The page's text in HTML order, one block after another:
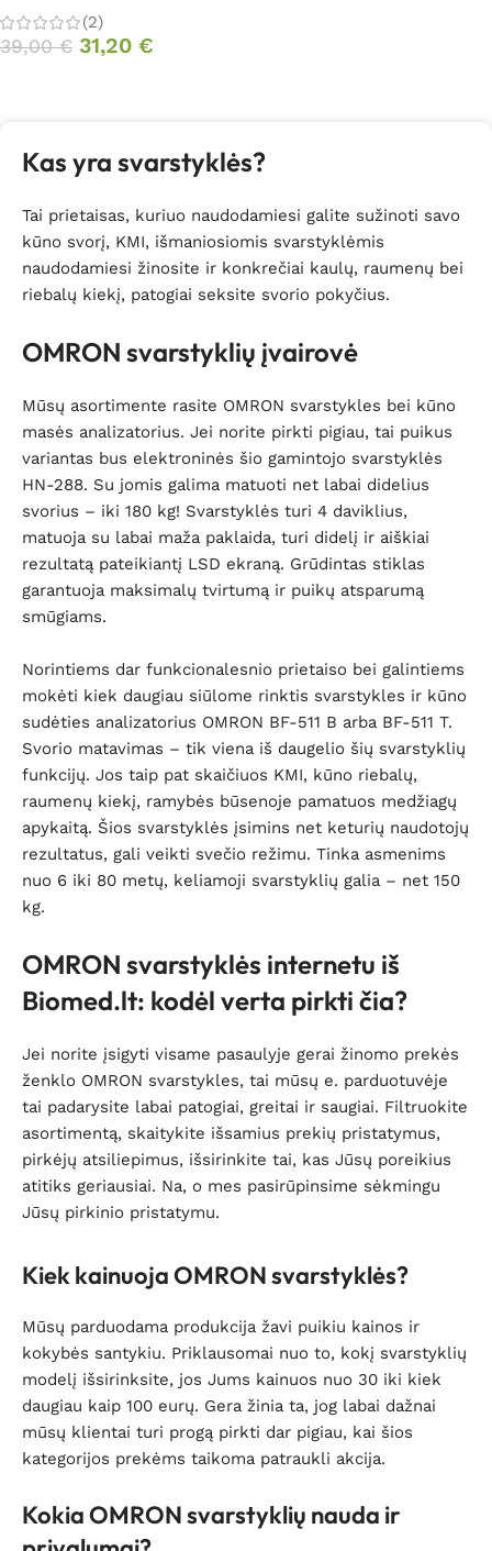
(2)
39,00€ 31,20 €
Kas yra svarstyklės?
Tai prietaisas, kuriuo naudodamiesi galite sužinoti savo
kūno svorį, KMI, išmaniosiomis svarstyklėmis
naudodamiesi žinosite ir konkrečiai kaulų, raumenų bei
riebalų kiekį, patogiai seksite svorio pokyčius.
OMRON svarstyklių įvairovė
Mūsų asortimente rasite OMRON svarstykles bei kūno
masės analizatorius. Jei norite pirkti pigiau, tai puikus
variantas bus elektroninės šio gamintojo svarstyklės
HN-288. Su jomis galima matuoti net labai didelius
svorius – iki 180 kg! Svarstyklės turi 4 daviklius,
matuoja su labai maža paklaida, turi didelį ir aiškiai
rezultatą pateikiantį LSD ekraną. Grūdintas stiklas
garantuoja maksimalų tvirtumą ir puikų atsparumą
smūgiams.
Norintiems dar funkcionalesnio prietaiso bei galintiems
mokėti kiek daugiau siūlome rinktis svarstykles ir kūno
sudėties analizatorius OMRON BF-511 B arba BF-511 T.
Svorio matavimas – tik viena iš daugelio šių svarstyklių
funkcijų. Jos taip pat skaičiuos KMI, kūno riebalų,
raumenų kiekį, ramybės būsenoje pamatuos medžiagų
apykaitą. Šios svarstyklės įsimins net keturių naudotojų
rezultatus, gali veikti svečio režimu. Tinka asmenims
nuo 6 iki 80 metų, keliamoji svarstyklių galia – net 150
kg.
OMRON svarstyklės internetu iš
Biomed.lt: kodėl verta pirkti čia?
Jei norite įsigyti visame pasaulyje gerai žinomo prekės
ženklo OMRON svarstykles, tai mūsų e. parduotuvėje
tai padarysite labai patogiai, greitai ir saugiai. Filtruokite
asortimentą, skaitykite išsamius prekių pristatymus,
pirkėjų atsiliepimus, išsirinkite tai, kas Jūsų poreikius
atitiks geriausiai. Na, o mes pasirūpinsime sėkmingu
Jūsų pirkinio pristatymu.
Kiek kainuoja OMRON svarstyklės?
Mūsų parduodama produkcija žavi puikiu kainos ir
kokybės santykiu. Priklausomai nuo to, kokį svarstyklių
modelį išsirinksite, jos Jums kainuos nuo 30 iki kiek
daugiau kaip 100 eurų. Gera žinia ta, jog labai dažnai
mūsų klientai turi progą pirkti dar pigiau, kai šios
kategorijos prekėms taikoma patraukli akcija.
Kokia OMRON svarstyklių nauda ir